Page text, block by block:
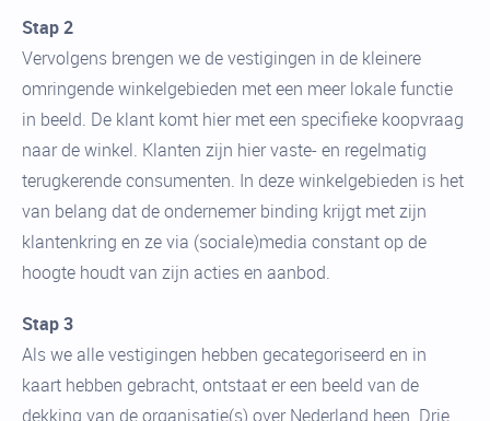
Stap 2
Vervolgens brengen we de vestigingen in de kleinere
omringende winkelgebieden met een meer lokale functie
in beeld. De klant komt hier met een specifieke koopvraag
naar de winkel. Klanten zijn hier vaste- en regelmatig
terugkerende consumenten. In deze winkelgebieden is het
van belang dat de ondernemer binding krijgt met zijn
klantenkring en ze via (sociale)media constant op de
hoogte houdt van zijn acties en aanbod.
Stap 3
Als we alle vestigingen hebben gecategoriseerd en in
kaart hebben gebracht, ontstaat er een beeld van de
dekking van de organisatie(s) over Nederland heen. Drie